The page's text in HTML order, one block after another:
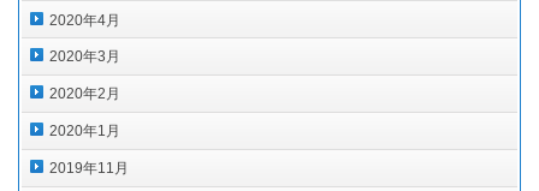
2020年4月
2020年3月
2020年2月
2020年1月
2019年11月